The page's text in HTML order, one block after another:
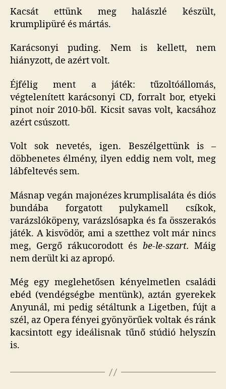
volt
így.
Kacsát ettünk meg halászlé készült,
krumplipüré és mártás.
Karácsonyi puding. Nem is kellett, nem
hiányzott, de azért volt.
Éjfélig ment a játék: tűzoltóállomás,
végtelenített karácsonyi CD, forralt bor, etyeki
pinot noir 2010-ből. Kicsit savas volt, kacsához
azért csúszott.
Volt sok nevetés, igen. Beszélgettünk is –
döbbenetes élmény, ilyen eddig nem volt, meg
lábfeltevés sem.
Másnap vegán majonézes krumplisaláta és diós
bundába forgatott pulykamell csíkok,
varázslóköpeny, varázslósapka és fa összerakós
játék. A kisvödör, ami a szetthez volt már nincs
meg, Gergő rákucorodott és be-le-szart.Máig
nem derült ki az apropó.
Még egy meglehetősen kényelmetlen családi
ebéd (vendégségbe mentünk), aztán gyerekek
Anyunál, mi pedig sétáltunk a Ligetben, fújt a
szél, az Opera fényei gyönyörűek voltak és ránk
kacsintott egy ideálisnak tűnő stúdió helyszín
is.